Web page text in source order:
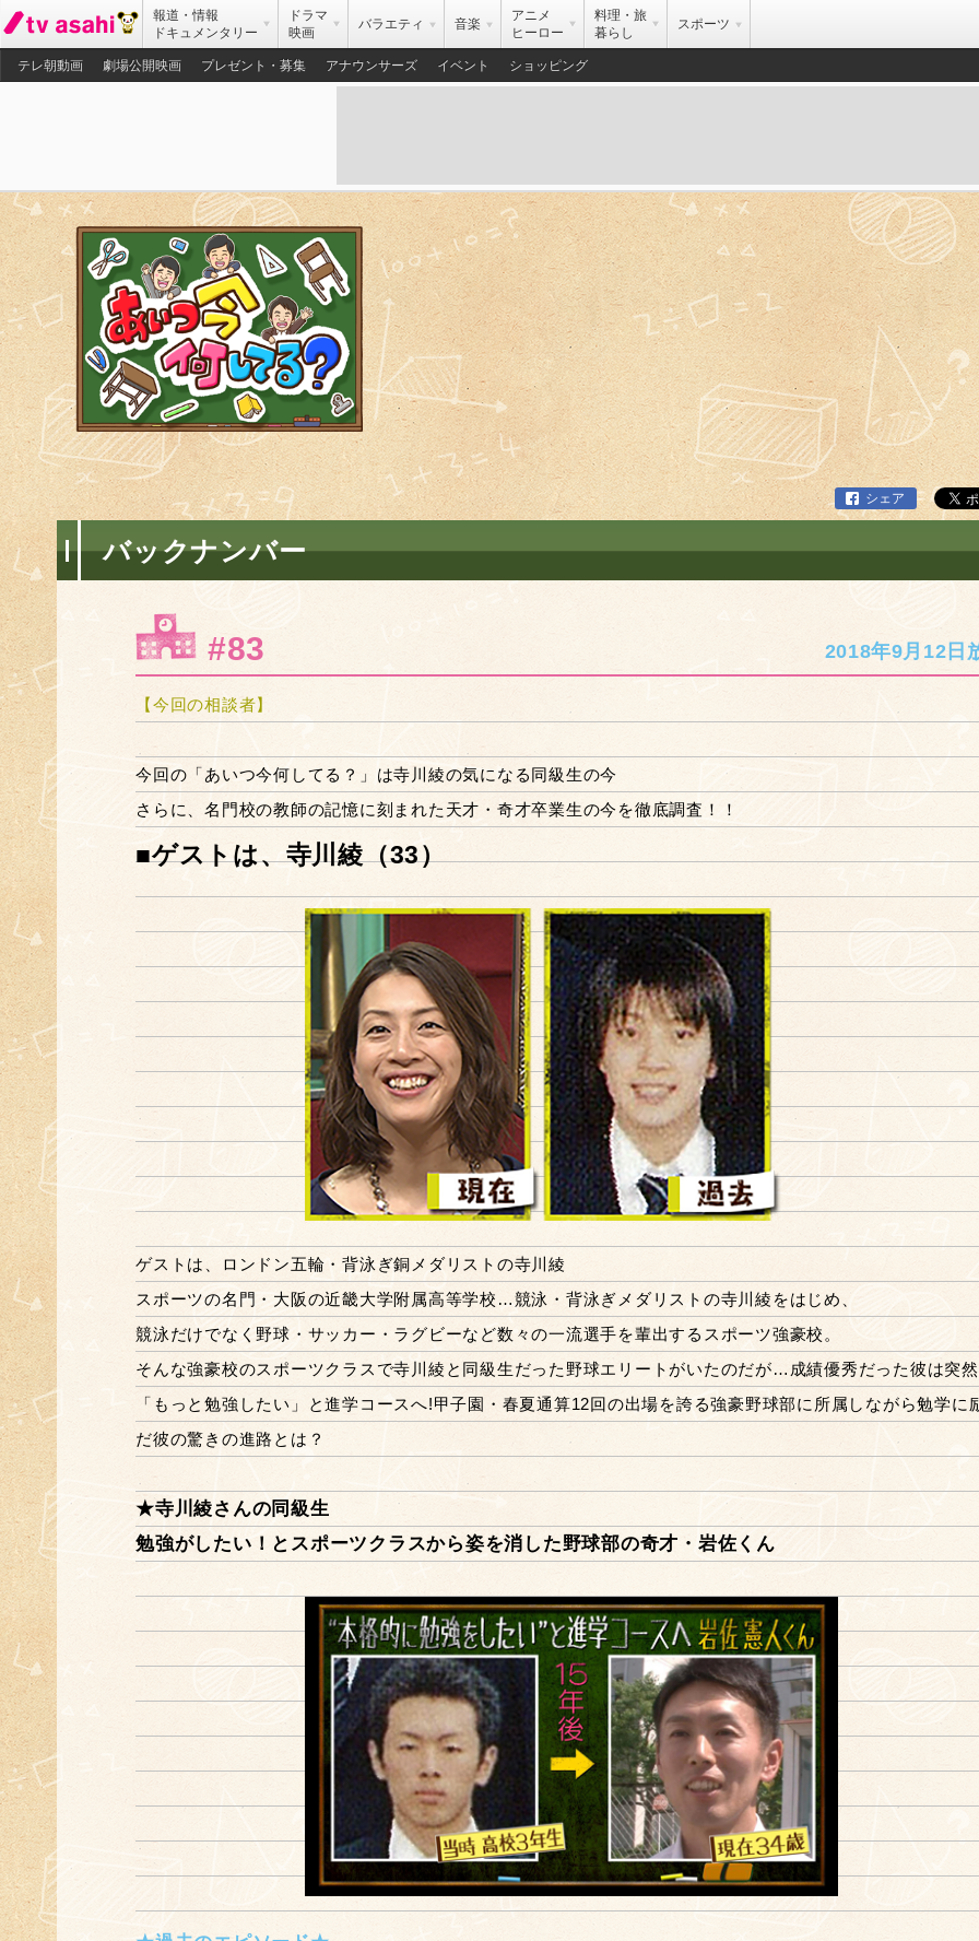
報道・情報
ドキュメンタリー
ドラマ
映画
バラエティ 音楽
アニメ
ヒーロー
料理・旅
暮らし
スポーツ
テレ朝動画 劇場公開映画 プレゼント・募集 アナウンサーズ イベント ショッピング
シェア
バックナンバー
#83 2018年9月12日
【今回の相談者】
今回の「あいつ今何してる？」は寺川綾の気になる同級生の今
さらに、名門校の教師の記憶に刻まれた天才・奇才卒業生の今を徹底調査！！
■ゲストは、寺川綾（33）
ゲストは、ロンドン五輪・背泳ぎ銅メダリストの寺川綾
スポーツの名門・大阪の近畿大学附属高等学校…競泳・背泳ぎメダリストの寺川綾をはじめ、
競泳だけでなく野球・サッカー・ラグビーなど数々の一流選手を輩出するスポーツ強豪校。
そんな強豪校のスポーツクラスで寺川綾と同級生だった野球エリートがいたのだが…成績優秀だった彼は突然
「もっと勉強したい」と進学コースへ!甲子園・春夏通算12回の出場を誇る強豪野球部に所属しながら勉学に
だ彼の驚きの進路とは？
★寺川綾さんの同級生
勉強がしたい！とスポーツクラスから姿を消した野球部の奇才・岩佐くん